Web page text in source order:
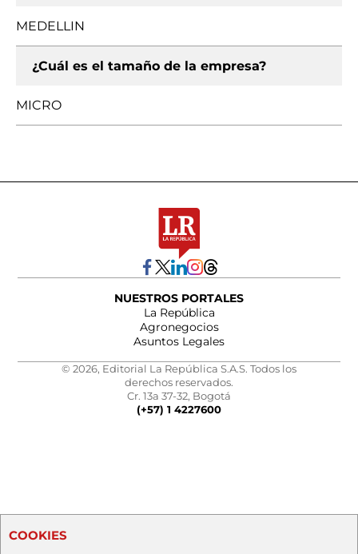
MEDELLIN
¿Cuál es el tamaño de la empresa?
MICRO
NUESTROS PORTALES
La República
Agronegocios
Asuntos Legales
© 2026, Editorial La República S.A.S. Todos los
derechos reservados.
Cr. 13a 37-32, Bogotá
(+57) 1 4227600
COOKIES